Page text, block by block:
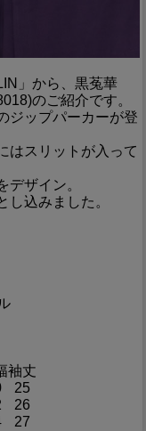
」から、黒菟華
のご紹介です。
ジップパーカーが登
はスリットが入って
ザイン。
し込みました。
袖丈
25
26
27